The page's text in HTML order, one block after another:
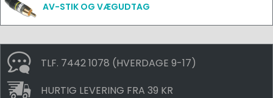
AV-STIK OG VÆGUDTAG
TLF. 7442 1078 (HVERDAGE 9-17)
HURTIG LEVERING FRA 39 KR